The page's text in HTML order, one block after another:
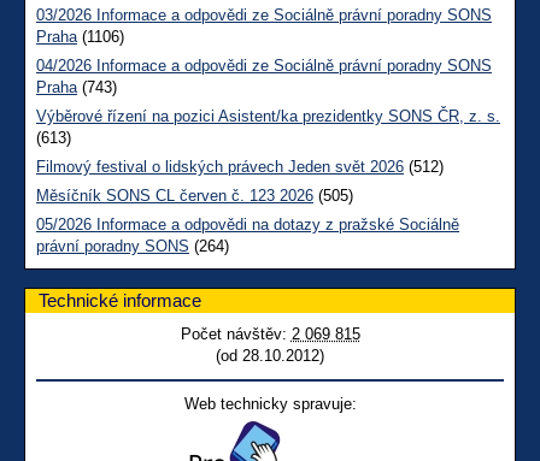
03/2026 Informace a odpovědi ze Sociálně právní poradny SONS
Praha(1106)
04/2026 Informace a odpovědi ze Sociálně právní poradny SONS
Praha(743)
Výběrové řízení na pozici Asistent/ka prezidentky SONS ČR, z. s.
(613)
Filmový festival o lidských právech Jeden svět 2026 (512)
Měsíčník SONS CL červen č. 123 2026 (505)
05/2026 Informace a odpovědi na dotazy z pražské Sociálně
právní poradny SONS (264)
Technické informace
Počet návštěv: 2 069 815
(od 28.10.2012)
Web technicky spravuje: